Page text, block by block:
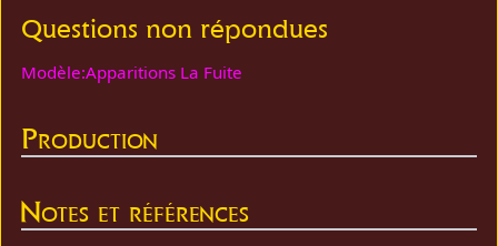
Questions non répondues
Modèle:Apparitions La Fuite
Production
Notes et références